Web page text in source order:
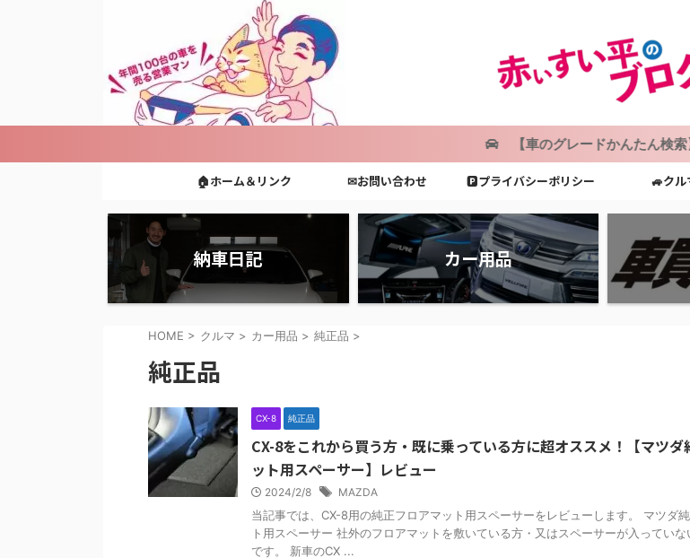
【車のグレードかんたん検索】レクサス
🏠ホーム＆リンク ✉お問い合わせ 🅿プライバシーポリシー 🚙クル
納車日記 カー用品
HOME > クルマ > カー用品 > 純正品 >
純正品
CX-8 純正品
CX-8をこれから買う方・既に乗っている方に超オススメ！【マツダ
ット用スペーサー】レビュー
2024/2/8 MAZDA
当記事では、CX-8用の純正フロアマット用スペーサーをレビューします。 マツダ
ト用スペーサー 社外のフロアマットを敷いている方・又はスペーサーが入ってい
です。 新車のCX ...